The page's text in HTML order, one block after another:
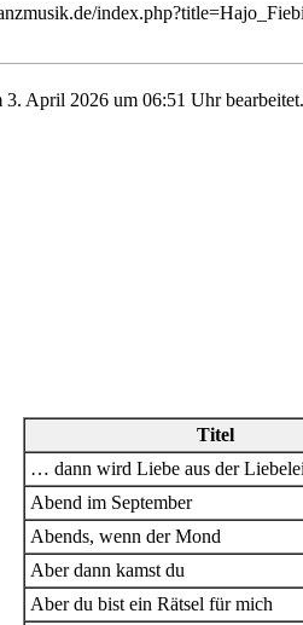
Titel
… dann wird Liebe aus der Liebelei
Abend im September
Abends, wenn der Mond
Aber dann kamst du
Aber du bist ein Rätsel für mich
3. April 2026 um 06:51 Uhr bearbeitet.